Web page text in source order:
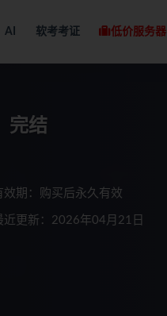
AI 软考考证 低价服务器
完结
效期：购买后永久有效
近更新：2026年04月21日